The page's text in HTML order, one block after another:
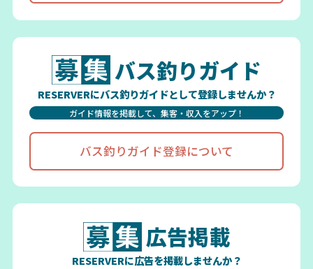
バス釣りガイド
RESERVERにバス釣りガイドとして登録しませんか？
ガイド情報を掲載して、集客・収入をアップ！
バス釣りガイド登録について
広告掲載
RESERVERに広告を掲載しませんか？